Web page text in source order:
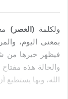
ولكلمة (العصر)
بمعنى اليوم،
فيظهر خيرها من
والحالة هذه
الله، وبها يستطيع